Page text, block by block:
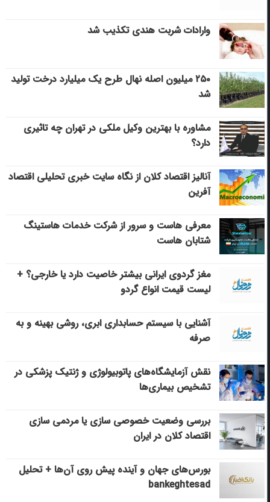
وارادات شربت هندی تکذیب شد
۲۵۰ میلیون اصله نهال طرح یک میلیارد درخت تولید
شد
مشاوره با بهترین وکیل ملکی در تهران چه تاثیری
دارد؟
آنالیز اقتصاد کلان از نگاه سایت خبری تحلیلی اقتصاد
آفرین
معرفی هاست و سرور از شرکت خدمات هاستینگ
شتابان هاست
مغز گردوی ایرانی بیشتر خاصیت دارد یا خارجی؟ +
لیست قیمت انواع گردو
آشنایی با سیستم حسابداری ابری، روشی بهینه و به
صرفه
نقش آزمایشگاه‌های پاتوبیولوژی و ژنتیک پزشکی در
تشخیص بیماری‌ها
بررسی وضعیت خصوصی سازی یا مردمی سازی
اقتصاد کلان در ایران
بورس‌های جهان و آینده پیش روی آن‌ها + تحلیل
bankeghtesad